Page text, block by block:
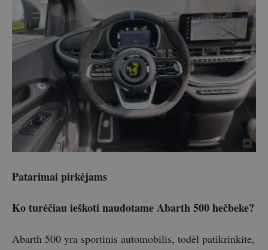
Patarimai pirkėjams
Ko turėčiau ieškoti naudotame Abarth 500 hečbeke?
Abarth 500 yra sportinis automobilis, todėl patikrinkite,